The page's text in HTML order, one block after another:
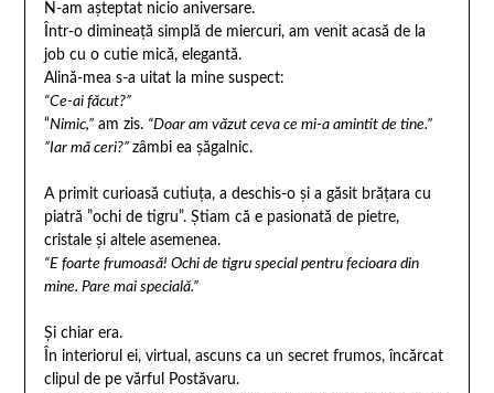
N-am așteptat nicio aniversare.
Într-o dimineață simplă de miercuri, am venit acasă de la
job cu o cutie mică, elegantă.
Alină-mea s-a uitat la mine suspect:
“Ce-ai făcut?”
“Nimic,”am zis. “Doar am văzut ceva ce mi-a amintit de tine.”
”Iar mă ceri?” zâmbi ea șăgalnic.
A primit curioasă cutiuța, a deschis-o și a găsit brățara cu
piatră ”ochi de tigru”. Știam că e pasionată de pietre,
cristale și altele asemenea.
“E foarte frumoasă! Ochi de tigru special pentru fecioara din
mine. Pare mai specială.”
Și chiar era.
În interiorul ei, virtual, ascuns ca un secret frumos, încărcat
clipul de pe vărful Postăvaru.